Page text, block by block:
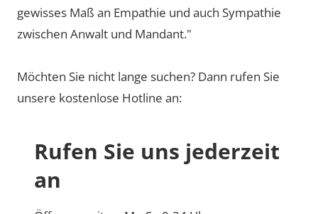
gewisses Maß an Empathie und auch Sympathie
zwischen Anwalt und Mandant."
Möchten Sie nicht lange suchen? Dann rufen Sie
unsere kostenlose Hotline an:
Rufen Sie uns jederzeit
an